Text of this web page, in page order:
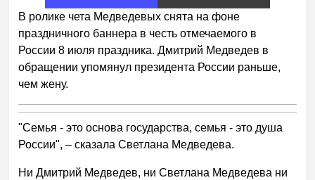
3
В ролике чета Медведевых снята на фоне
праздничного баннера в честь отмечаемого в
России 8 июля праздника. Дмитрий Медведев в
обращении упомянул президента России раньше,
чем жену.
"Семья - это основа государства, семья - это душа
России", – сказала Светлана Медведева.
Ни Дмитрий Медведев, ни Светлана Медведева ни